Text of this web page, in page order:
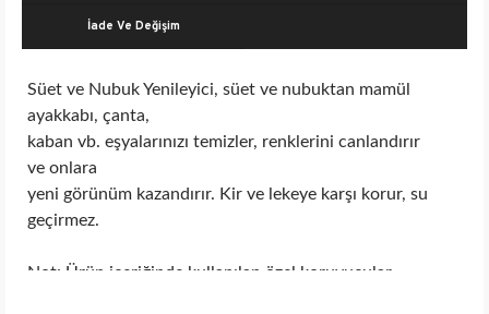
İade Ve Değişim
Süet ve Nubuk Yenileyici, süet ve nubuktan mamül
ayakkabı, çanta,
kaban vb. eşyalarınızı temizler, renklerini canlandırır
ve onlara
yeni görünüm kazandırır. Kir ve lekeye karşı korur, su
geçirmez.
Not: Ürün içeriğinde kullanılan özel koruyucular